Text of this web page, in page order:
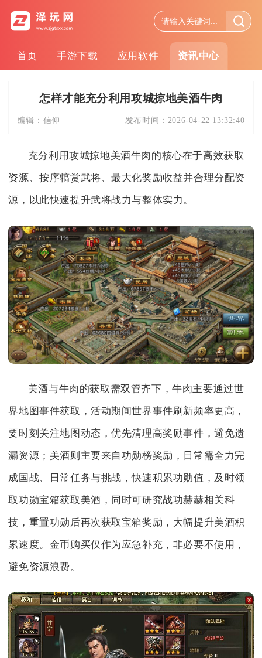
首页 手游下载 应用软件 资讯中心
怎样才能充分利用攻城掠地美酒牛肉
编辑： 信仰 发布时间： 2026-04-22 13:32:40
充分利用攻城掠地美酒牛肉的核心在于高效获取
资源、按序犒赏武将、最大化奖励收益并合理分配资
源，以此快速提升武将战力与整体实力。
美酒与牛肉的获取需双管齐下，牛肉主要通过世
界地图事件获取，活动期间世界事件刷新频率更高，
要时刻关注地图动态，优先清理高奖励事件，避免遗
漏资源；美酒则主要来自功勋榜奖励，日常需全力完
成国战、日常任务与挑战，快速积累功勋值，及时领
取功勋宝箱获取美酒，同时可研究战功赫赫相关科
技，重置功勋后再次获取宝箱奖励，大幅提升美酒积
累速度。金币购买仅作为应急补充，非必要不使用，
避免资源浪费。